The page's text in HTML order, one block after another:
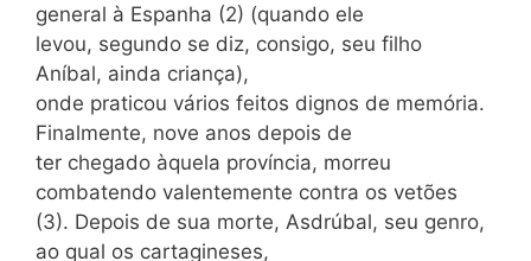
general à Espanha (2) (quando ele
levou, segundo se diz, consigo, seu filho
Aníbal, ainda criança),
onde praticou vários feitos dignos de memória.
Finalmente, nove anos depois de
ter chegado àquela província, morreu
combatendo valentemente contra os vetões
(3). Depois de sua morte, Asdrúbal, seu genro,
ao qual os cartagineses,